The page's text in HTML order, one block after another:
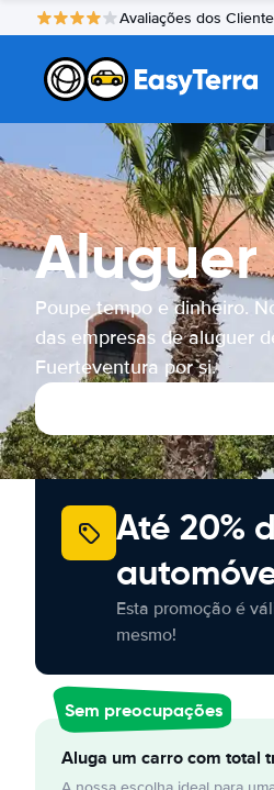
Avaliações dos
Poupe tempo e dinheiro.
das empresas de aluguer
Fuerteventura por si.
Até 20%
Esta promoção é
mesmo!
Sem preocupações
Aluga um carro com total